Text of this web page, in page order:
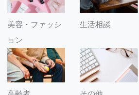
美容・ファッシ
ョン
生活相談